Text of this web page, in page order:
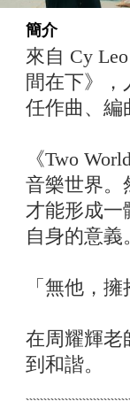
簡介
來自 Cy
間在下》，
任作曲、編
《Two
音樂世界。
才能形成一
自身的意義
「無他，擁
在周耀輝老
到和諧。